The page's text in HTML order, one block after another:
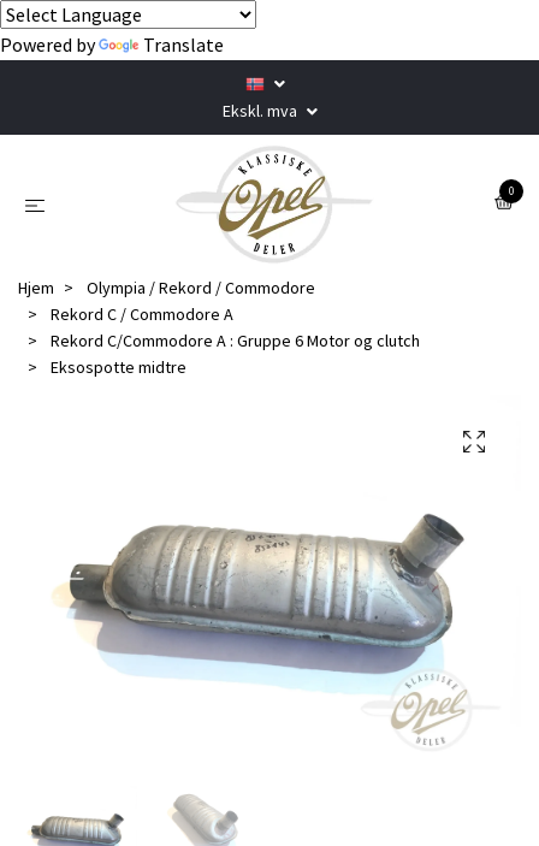
Powered by Translate
Ekskl. mva
0
Hjem
Olympia / Rekord / Commodore
Rekord C / Commodore A
Rekord C/Commodore A : Gruppe 6 Motor og clutch
Eksospotte midtre